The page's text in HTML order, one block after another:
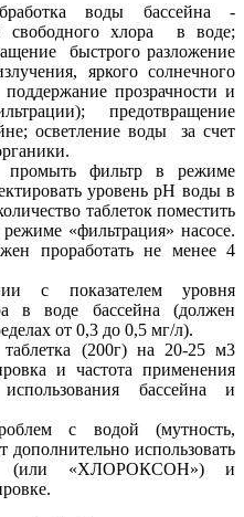
воды бассейна -
хлора в воде;
быстрого разложение
яркого солнечного
прозрачности и
предотвращение
осветление воды за счет
промыть фильтр в режиме
уровень рН воды в
таблеток поместить
«фильтрация» насосе.
проработать не менее 4
с показателем уровня
в воде бассейна (должен
от 0,3 до 0,5 мг/л).
(200г) на 20-25 м3
и частота применения
бассейна и
с водой (мутность,
дополнительно использовать
(или «ХЛОРОКСОН») и